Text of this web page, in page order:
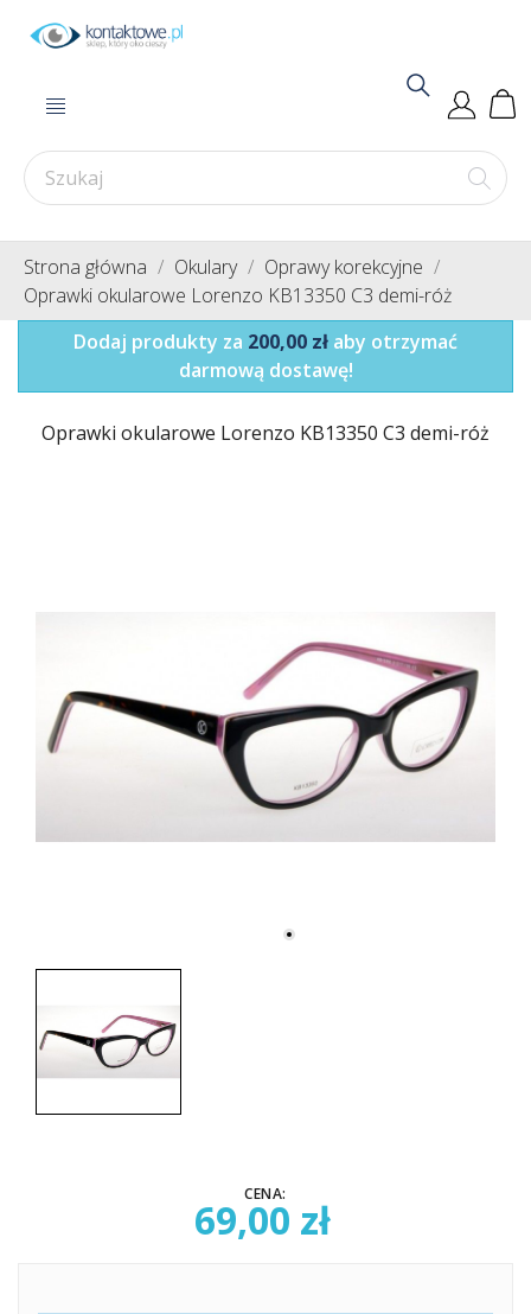
Strona główna Okulary
Oprawy korekcyjne
Oprawki okularowe Lorenzo KB13350 C3 demi-róż
Dodaj produkty za 200,00 zł aby otrzymać
darmową dostawę!
Oprawki okularowe Lorenzo KB13350 C3 demi-róż
CENA:
69,00 zł